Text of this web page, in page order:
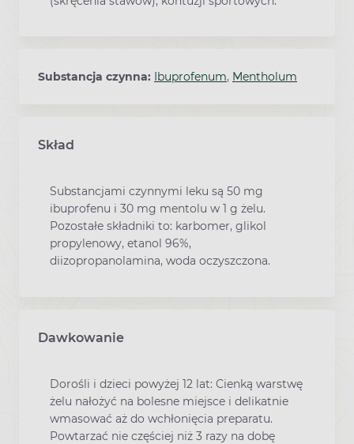
Substancja czynna: Ibuprofenum, Mentholum
Skład
Substancjami czynnymi leku są 50 mg
ibuprofenu i 30 mg mentolu w 1 g żelu.
Pozostałe składniki to: karbomer, glikol
propylenowy, etanol 96%,
diizopropanolamina, woda oczyszczona.
Dawkowanie
Dorośli i dzieci powyżej 12 lat: Cienką warstwę
żelu nałożyć na bolesne miejsce i delikatnie
wmasować aż do wchłonięcia preparatu.
Powtarzać nie częściej niż 3 razy na dobę